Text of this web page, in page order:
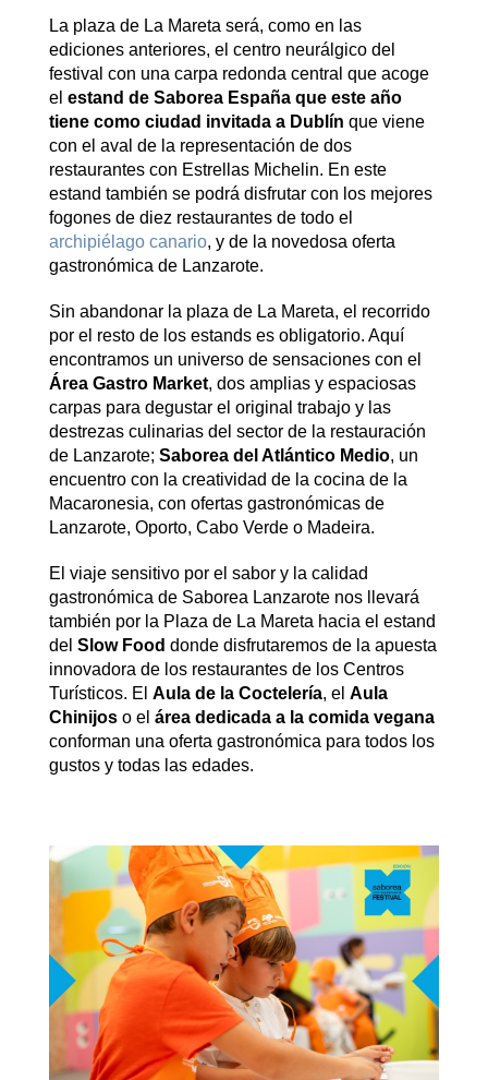
La plaza de La Mareta será, como en las
ediciones anteriores, el centro neurálgico del
festival con una carpa redonda central que acoge
el estand de Saborea España que este año
tiene como ciudad invitada a Dublín que viene
con el aval de la representación de dos
restaurantes con Estrellas Michelin. En este
estand también se podrá disfrutar con los mejores
fogones de diez restaurantes de todo el
archipiélago canario, y de la novedosa oferta
gastronómica de Lanzarote.
Sin abandonar la plaza de La Mareta, el recorrido
por el resto de los estands es obligatorio. Aquí
encontramos un universo de sensaciones con el
Área Gastro Market, dos amplias y espaciosas
carpas para degustar el original trabajo y las
destrezas culinarias del sector de la restauración
de Lanzarote; Saborea del Atlántico Medio, un
encuentro con la creatividad de la cocina de la
Macaronesia, con ofertas gastronómicas de
Lanzarote, Oporto, Cabo Verde o Madeira.
El viaje sensitivo por el sabor y la calidad
gastronómica de Saborea Lanzarote nos llevará
también por la Plaza de La Mareta hacia el estand
del Slow Food donde disfrutaremos de la apuesta
innovadora de los restaurantes de los Centros
Turísticos. El Aula de la Coctelería, el Aula
Chinijoso el área dedicada a la comida vegana
conforman una oferta gastronómica para todos los
gustos y todas las edades.